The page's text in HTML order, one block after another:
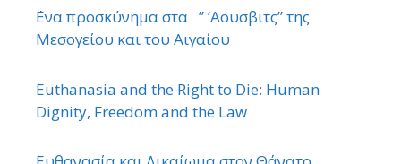
΄Ενα προσκύνημα στα ” ‘Αουσβιτς” της
Μεσογείου και του Αιγαίου
Euthanasia and the Right to Die: Human
Dignity, Freedom and the Law